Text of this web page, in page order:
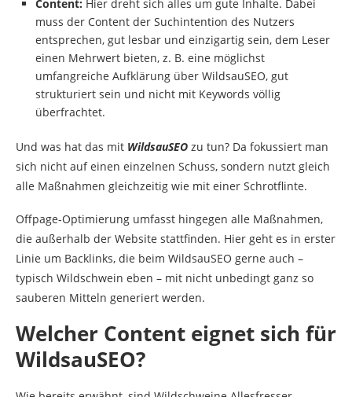
Content: Hier dreht sich alles um gute Inhalte. Dabei
muss der Content der Suchintention des Nutzers
entsprechen, gut lesbar und einzigartig sein, dem Leser
einen Mehrwert bieten, z. B. eine möglichst
umfangreiche Aufklärung über WildsauSEO, gut
strukturiert sein und nicht mit Keywords völlig
überfrachtet.
Und was hat das mit WildsauSEO zu tun? Da fokussiert man
sich nicht auf einen einzelnen Schuss, sondern nutzt gleich
alle Maßnahmen gleichzeitig wie mit einer Schrotflinte.
Offpage-Optimierung umfasst hingegen alle Maßnahmen,
die außerhalb der Website stattfinden. Hier geht es in erster
Linie um Backlinks, die beim WildsauSEO gerne auch –
typisch Wildschwein eben – mit nicht unbedingt ganz so
sauberen Mitteln generiert werden.
Welcher Content eignet sich für
WildsauSEO?